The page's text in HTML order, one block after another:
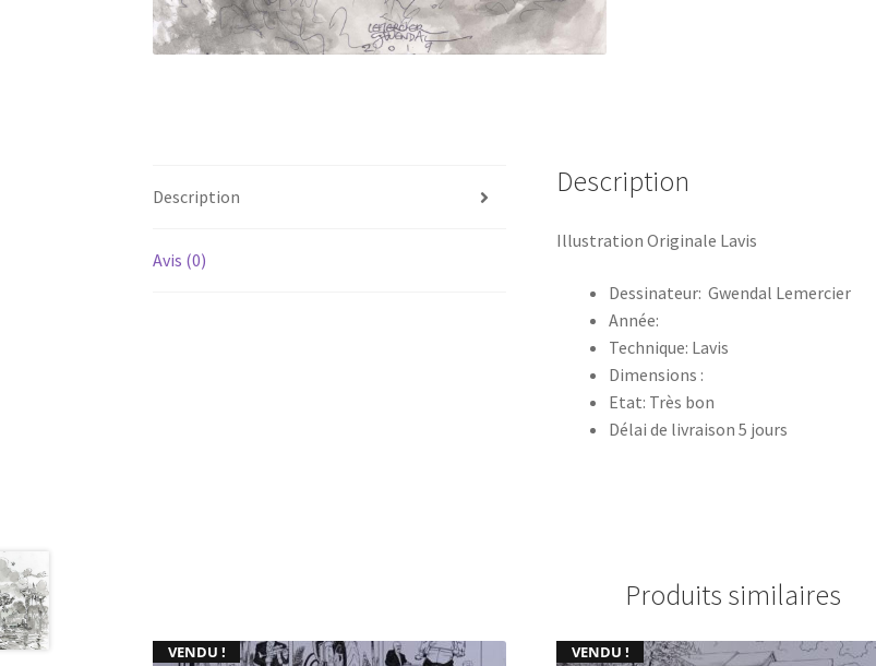
Description
Avis (0)
Description
Illustration Originale Lavis
Dessinateur: Gwendal Lemercier
Année:
Technique: Lavis
Dimensions :
Etat: Très bon
Délai de livraison 5 jours
Produits similaires
VENDU ! VENDU !